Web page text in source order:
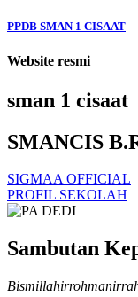
PPDB SMAN 1 CISAAT
Website resmi
sman 1 cisaat
SMANCIS
SIGMAA OFFICIAL
PROFIL SEKOLAH
Sambutan